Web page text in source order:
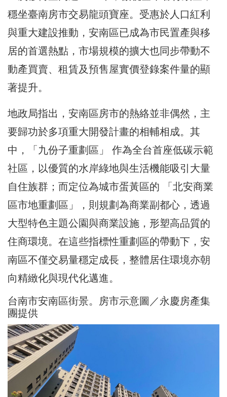
穩坐臺南房市交易龍頭寶座。受惠於人口紅利
與重大建設推動，安南區已成為市民置產與移
居的首選熱點，市場規模的擴大也同步帶動不
動產買賣、租賃及預售屋實價登錄案件量的顯
著提升。
地政局指出，安南區房市的熱絡並非偶然，主
要歸功於多項重大開發計畫的相輔相成。其
中，「九份子重劃區」 作為全台首座低碳示範
社區，以優質的水岸綠地與生活機能吸引大量
自住族群；而定位為城市蛋黃區的 「北安商業
區市地重劃區」，則規劃為商業副都心，透過
大型特色主題公園與商業設施，形塑高品質的
住商環境。在這些指標性重劃區的帶動下，安
南區不僅交易量穩定成長，整體居住環境亦朝
向精緻化與現代化邁進。
台南市安南區街景。房市示意圖／永慶房產集
團提供